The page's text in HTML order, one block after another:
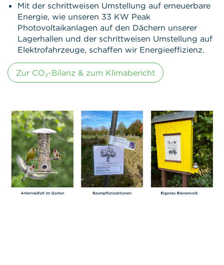
Mit der schrittweisen Umstellung auf erneuerbare
Energie, wie unseren 33 KW Peak
Photovoltaikanlagen auf den Dächern unserer
Lagerhallen und der schrittweisen Umstellung auf
Elektrofahrzeuge, schaffen wir Energieeffizienz.
Zur CO₂-Bilanz & zum Klimabericht